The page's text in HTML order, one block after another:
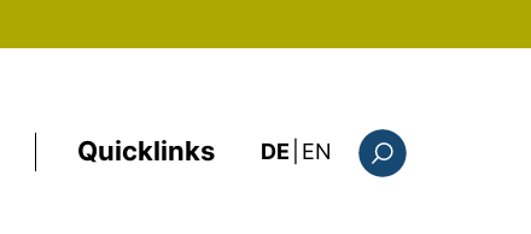
Quicklinks DE EN : this page in